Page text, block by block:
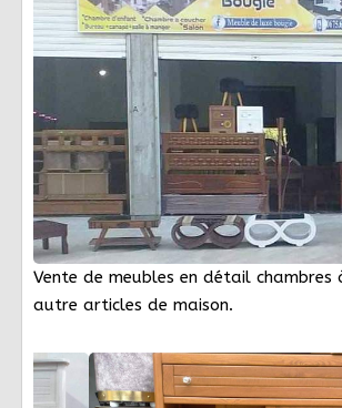
Vente de meubles en détail chambres
autre articles de maison.